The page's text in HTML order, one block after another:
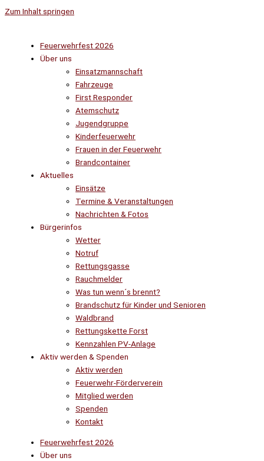
Zum Inhalt springen
Feuerwehrfest 2026
Über uns
Einsatzmannschaft
Fahrzeuge
First Responder
Atemschutz
Jugendgruppe
Kinderfeuerwehr
Frauen in der Feuerwehr
Brandcontainer
Aktuelles
Einsätze
Termine & Veranstaltungen
Nachrichten & Fotos
Bürgerinfos
Wetter
Notruf
Rettungsgasse
Rauchmelder
Was tun wenn´s brennt?
Brandschutz für Kinder und Senioren
Waldbrand
Rettungskette Forst
Kennzahlen PV-Anlage
Aktiv werden & Spenden
Aktiv werden
Feuerwehr-Förderverein
Mitglied werden
Spenden
Kontakt
Feuerwehrfest 2026
Über uns